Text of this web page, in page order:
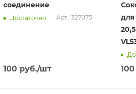
соединение
Достаточно Арт.: 327075
100 руб./шт 100